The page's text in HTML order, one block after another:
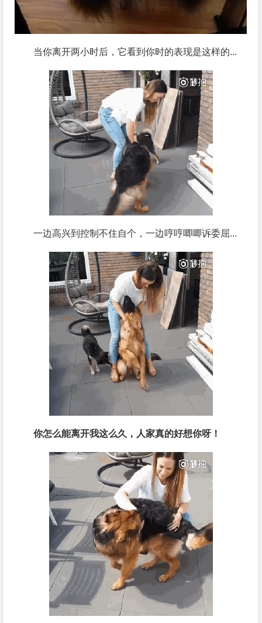
当你离开两小时后，它看到你时的表现是这样的...
一边高兴到控制不住自个，一边哼哼唧唧诉委屈...
你怎么能离开我这么久，人家真的好想你呀！